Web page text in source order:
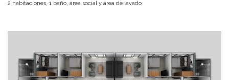
2 habitaciones, 1 baño, área social y área de lavado